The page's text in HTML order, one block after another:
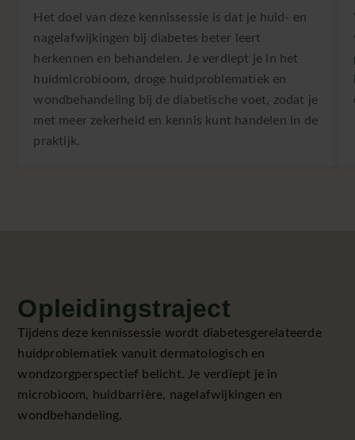
Het doel van deze kennissessie is dat je huid- en
nagelafwijkingen bij diabetes beter leert
herkennen en behandelen. Je verdiept je in het
huidmicrobioom, droge huidproblematiek en
wondbehandeling bij de diabetische voet, zodat je
met meer zekerheid en kennis kunt handelen in de
praktijk.
Opleidingstraject
Tijdens deze kennissessie wordt diabetesgerelateerde
huidproblematiek vanuit dermatologisch en
wondzorgperspectief belicht. Je verdiept je in
microbioom, huidbarrière, nagelafwijkingen en
wondbehandeling.